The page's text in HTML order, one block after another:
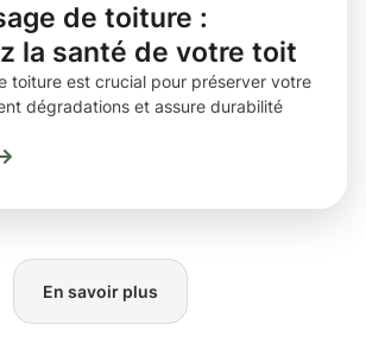
de toiture :
la santé de votre toit
toiture est crucial pour préserver votre
dégradations et assure durabilité
En savoir plus